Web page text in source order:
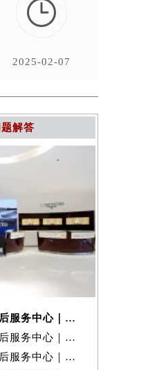
2025-02-07
解答
1、重庆浪琴官方售后服务中心｜维修地址与客服电话权威信息公示（2026年
2、重庆浪琴官方售后服务中心｜最新地址及官方客服热线权威信息公示（20
3、重庆浪琴官方售后服务中心｜网点地址与官方售后电话权威信息公示（20